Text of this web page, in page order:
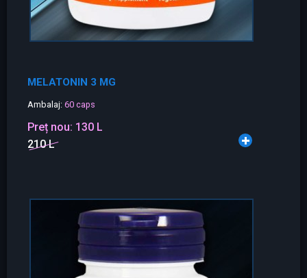
MELATONIN 3 MG
Ambalaj: 60 caps
Preț nou: 130 L
210 L